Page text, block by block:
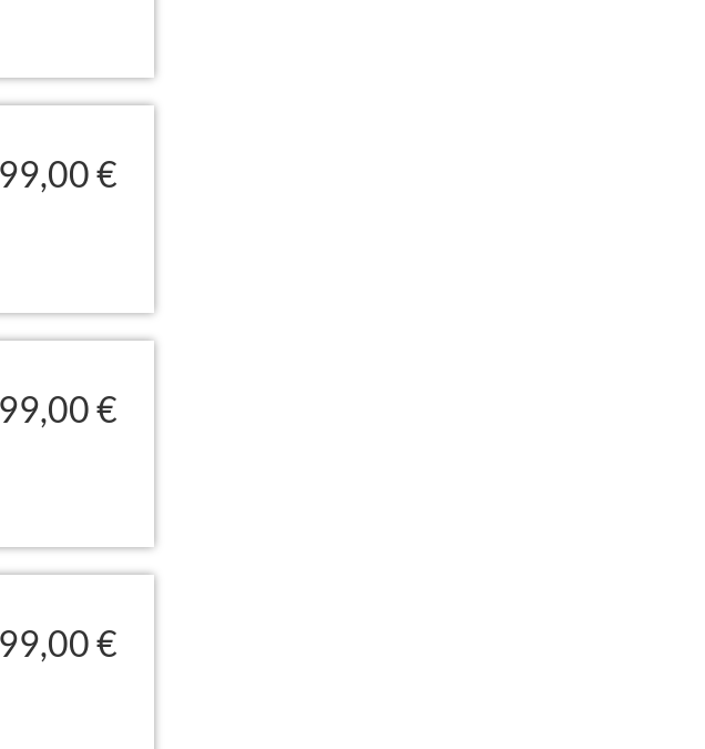
99,00 €
99,00 €
99,00 €